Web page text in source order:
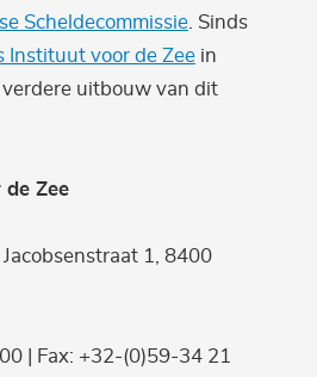
Scheldecommissie . Sinds
Instituut voor de Zee in
uitbouw van dit
Zee
1, 8400
| Fax: +32-(0)59-34 21